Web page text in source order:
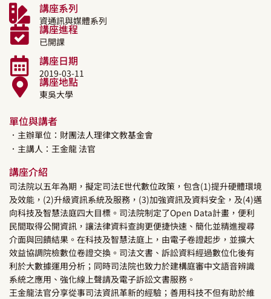
講座系列
資通訊與媒體系列
講座進程
已開課
講座日期
2019-03-11
講座地點
東吳大學
單位與講者
．主辦單位：財團法人理律文教基金會
．主講人： 王金龍法官
講座介紹
司法院以五年為期，擬定司法E世代數位政策，包含(1)提升硬體環境
及效能，(2)升級資訊系統及服務，(3)加強資訊及資料安全，及(4)邁
向科技及智慧法庭四大目標。司法院制定了Open Data計畫，便利
民間取得公開資訊，讓法律資料查詢更便捷快速、簡化並精進搜尋
介面與回饋結果。在科技及智慧法庭上，由電子卷證起步，並擴大
效益協調院檢數位卷證交換。司法文書、訴訟資料經過數位化後有
利於大數據運用分析；同時司法院也致力於建構庭審中文語音辨識
系統之應用、強化線上聲請及電子訴訟文書服務。
王金龍法官分享從事司法資訊革新的經驗；善用科技不但有助於維